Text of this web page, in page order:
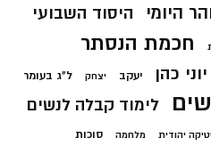
היומי היסוד השבועי
חכמת הנסתר
יוני כהן יעקב יצחק ל"ג בעומר
לימוד קבלה לנשים
יהודית מלחמה סוכות